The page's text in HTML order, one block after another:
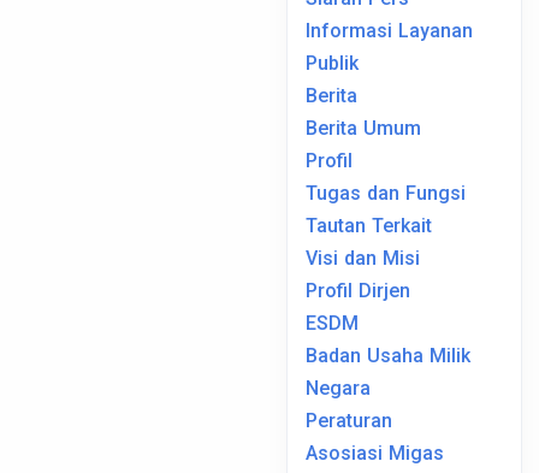
Informasi Layanan
Publik
Berita
Berita Umum
Profil
Tugas dan Fungsi
Tautan Terkait
Visi dan Misi
Profil Dirjen
ESDM
Badan Usaha Milik
Negara
Peraturan
Asosiasi Migas